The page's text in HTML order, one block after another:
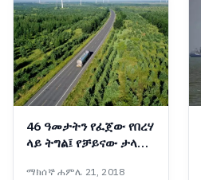
46 ዓመታትን የፈጀው የበረሃ
ላይ ትግል፤ የቻይናው ታላቁ
ማክሰኞ ሐምሌ 21, 2018